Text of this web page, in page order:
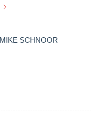
MIKE SCHNOOR